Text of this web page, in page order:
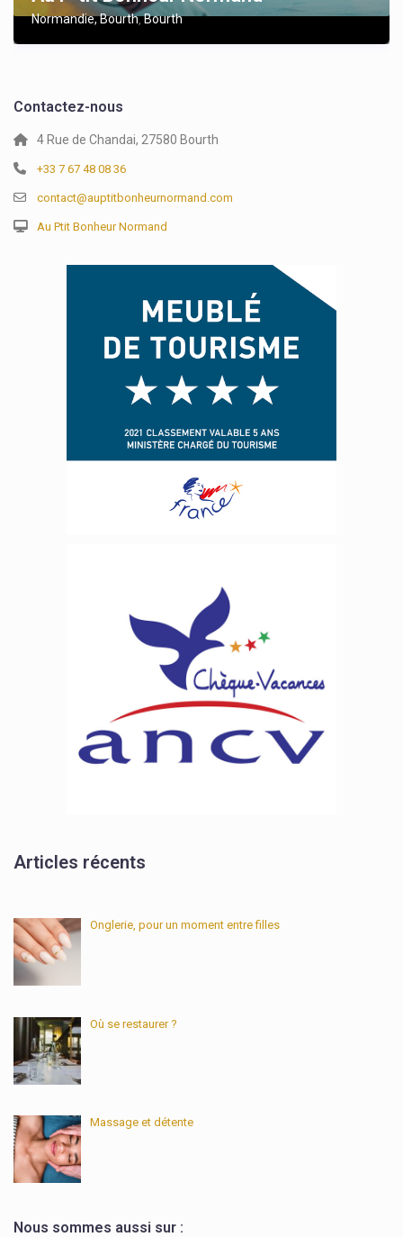
Normandie, Bourth,Bourth
Contactez-nous
4 Rue de Chandai, 27580 Bourth
+33 7 67 48 08 36
contact@auptitbonheurnormand.com
Au Ptit Bonheur Normand
Articles récents
Onglerie, pour un moment entre filles
Où se restaurer ?
Massage et détente
Nous sommes aussi sur :